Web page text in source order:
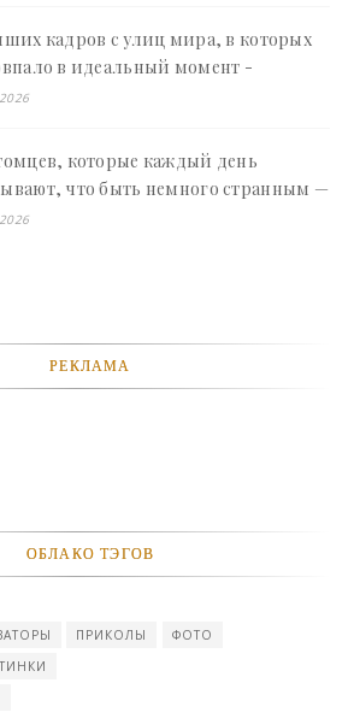
кадров с улиц мира, в которых
в идеальный момент -
которые каждый день
что быть немного странным —
- «Смешное»
РЕКЛАМА
ОБЛАКО ТЭГОВ
ПРИКОЛЫ
ФОТО